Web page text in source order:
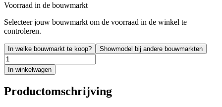
Voorraad in de bouwmarkt
Selecteer jouw bouwmarkt om de voorraad in de winkel te
controleren.
In welke bouwmarkt te koop? Showmodel bij andere bouwmarkten
In winkelwagen
Productomschrijving